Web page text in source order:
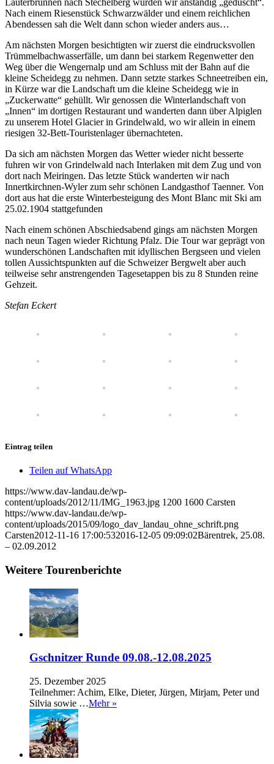
Nach einem Riesenstück Schwarzwälder und einem reichlichen
Abendessen sah die Welt dann schon wieder anders aus…
Am nächsten Morgen besichtigten wir zuerst die eindrucksvollen
Trümmelbachwasserfälle, um dann bei starkem Regenwetter den
Weg über die Wengernalp und am Schluss mit der Bahn auf die
kleine Scheidegg zu nehmen. Dann setzte starkes Schneetreiben ein,
in Kürze war die Landschaft um die kleine Scheidegg wie in
„Zuckerwatte“ gehüllt. Wir genossen die Winterlandschaft von
„Innen“ im dortigen Restaurant und wanderten dann über Alpiglen
zu unserem Hotel Glacier in Grindelwald, wo wir allein in einem
riesigen 32-Bett-Touristenlager übernachteten.
Da sich am nächsten Morgen das Wetter wieder nicht besserte
fuhren wir von Grindelwald nach Interlaken mit dem Zug und von
dort nach Meiringen. Das letzte Stück wanderten wir nach
Innertkirchnen-Wyler zum sehr schönen Landgasthof Taenner. Von
dort aus hat die erste Winterbesteigung des Mont Blanc mit Ski am
25.02.1904 stattgefunden
Nach einem schönen Abschiedsabend gings am nächsten Morgen
nach neun Tagen wieder Richtung Pfalz. Die Tour war geprägt von
wunderschönen Landschaften mit idyllischen Bergseen und vielen
tollen Aussichtspunkten auf die Schweizer Bergwelt aber auch
teilweise sehr anstrengenden Tagesetappen bis zu 8 Stunden reine
Gehzeit.
Stefan Eckert
Eintrag teilen
Teilen auf WhatsApp
https://www.dav-landau.de/wp-
content/uploads/2012/11/IMG_1963.jpg 1200 1600 Carsten
https://www.dav-landau.de/wp-
content/uploads/2015/09/logo_dav_landau_ohne_schrift.png
Carsten2012-11-16 17:00:532016-12-05 09:09:02Bärentrek, 25.08.
– 02.09.2012
Weitere Tourenberichte
Gschnitzer Runde 09.08.-12.08.2025
25. Dezember 2025
Teilnehmer: Achim, Elke, Dieter, Jürgen, Mirjam, Peter und
Silvia sowie …Mehr »